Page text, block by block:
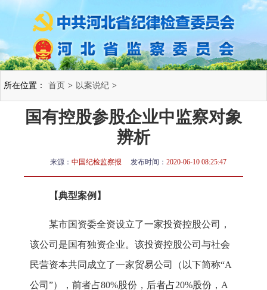
所在位置： 首页 > 以案说纪 >
国有控股参股企业中监察对象
辨析
来源： 中国纪检监察报 发布时间： 2020-06-10 08:25:47
【典型案例】
某市国资委全资设立了一家投资控股公司，
该公司是国有独资企业。该投资控股公司与社会
民营资本共同成立了一家贸易公司（以下简称“A
公司”），前者占80%股份，后者占20%股份，A